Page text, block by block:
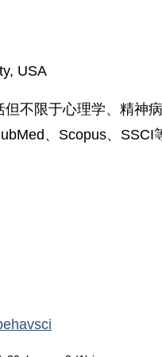
USA
不限于心理学、精神
、Scopus、SSCI